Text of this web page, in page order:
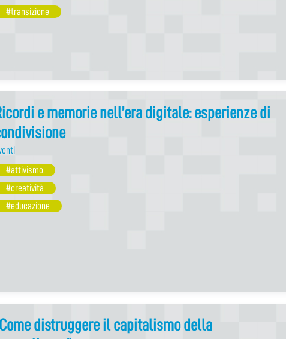
#transizione
e memorie nell’era digitale: esperienze di
#attivismo
#creatività
#educazione
distruggere il capitalismo della